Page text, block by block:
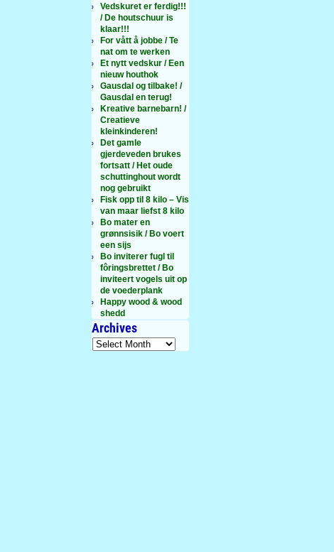
Vedskuret er ferdig!!!
/ De houtschuur is
klaar!!!
For vått å jobbe / Te
nat om te werken
Et nytt vedskur / Een
nieuw houthok
Gausdal og tilbake! /
Gausdal en terug!
Kreative barnebarn! /
Creatieve
kleinkinderen!
Det gamle
gjerdeveden brukes
fortsatt / Het oude
schuttinghout wordt
nog gebruikt
Fisk opp til 8 kilo – Vis
van maar liefst 8 kilo
Bo mater en
grønnsisik / Bo voert
een sijs
Bo inviterer fugl til
fôringsbrettet / Bo
inviteert vogels uit op
de voederplank
Happy wood & wood
shedd
Archives